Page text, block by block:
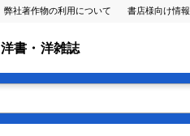
弊社著作物の利用について 書店様向け情報
洋書・洋雑誌